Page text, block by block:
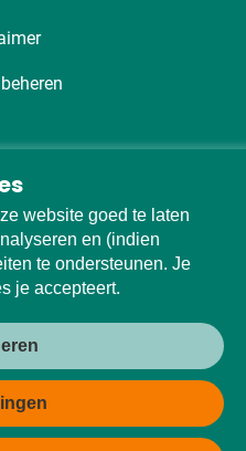
website goed te laten
en (indien
te ondersteunen. Je
je accepteert.
Utrecht